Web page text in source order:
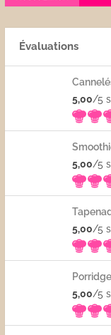
Évaluations
5,00/5
5,00/5
5,00/5
5,00/5